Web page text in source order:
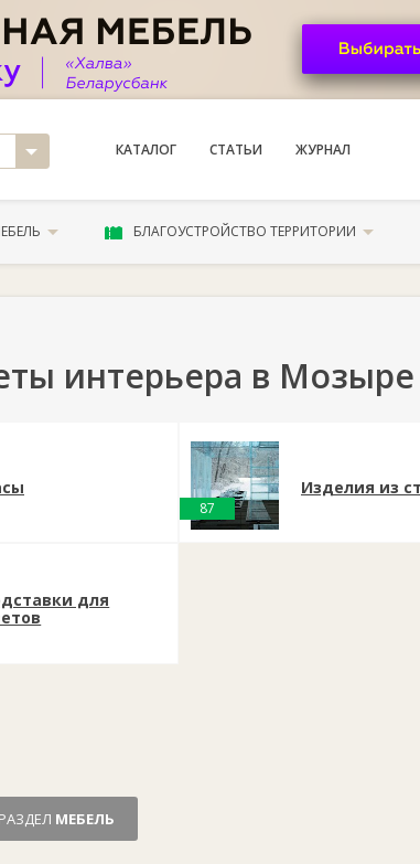
КАТАЛОГ СТАТЬИ ЖУРНАЛ
БЛАГОУСТРОЙСТВО ТЕРРИТОРИИ
интерьера в
87
Изделия из
для
МЕБЕЛЬ